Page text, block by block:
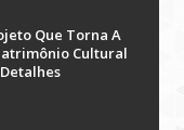
Que Torna A
Cultural